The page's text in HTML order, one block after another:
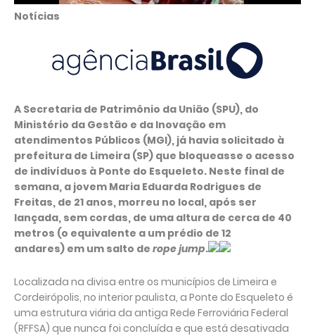
Notícias
A Secretaria de Patrimônio da União (SPU), do
Ministério da Gestão e da Inovação em
atendimentos Públicos (MGI), já havia solicitado à
prefeitura de Limeira (SP) que bloqueasse o acesso
de indivíduos à Ponte do Esqueleto. Neste final de
semana, a jovem Maria Eduarda Rodrigues de
Freitas, de 21 anos, morreu no local, após ser
lançada, sem cordas, de uma altura de cerca de 40
metros (o equivalente a um prédio de 12
andares) em um salto de rope jump.
Localizada na divisa entre os municípios de Limeira e
Cordeirópolis, no interior paulista, a Ponte do Esqueleto é
uma estrutura viária da antiga Rede Ferroviária Federal
(RFFSA) que nunca foi concluída e que está desativada